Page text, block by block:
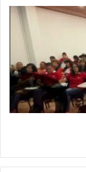
Alcalde
Sogamoso
impulsa
concejos
participativos
comunidad